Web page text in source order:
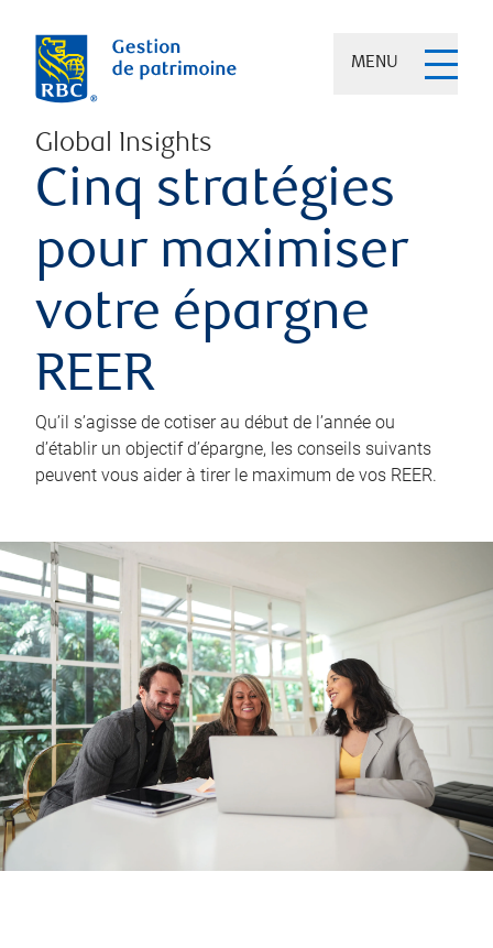
MENU
Global Insights
Cinq stratégies
pour maximiser
votre épargne
REER
Qu’il s’agisse de cotiser au début de l’année ou
d’établir un objectif d’épargne, les conseils suivants
peuvent vous aider à tirer le maximum de vos REER.